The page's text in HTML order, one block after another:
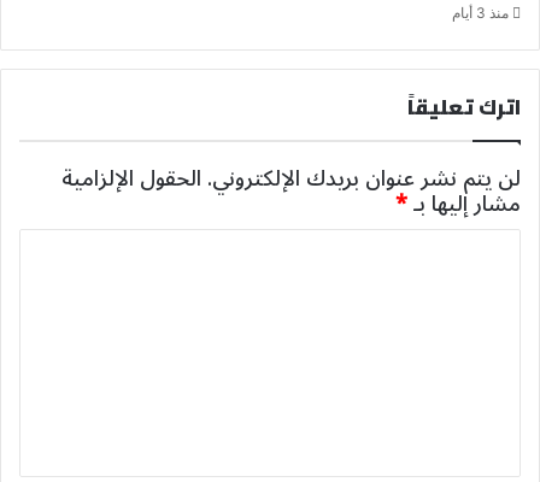
منذ 3 أيام
اترك تعليقاً
لن يتم نشر عنوان بريدك الإلكتروني.الحقول الإلزامية
مشار إليها بـ*